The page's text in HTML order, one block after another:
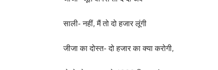
साली- नहीं, मैं तो दो हजार लूंगी
जीजा का दोस्त- दो हजार का क्या करोगी,